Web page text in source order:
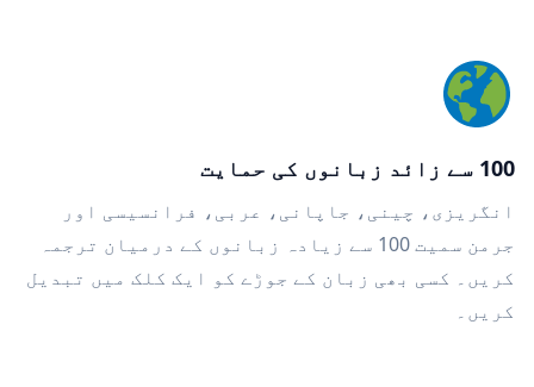
100 سے زائد زبانوں کی حمایت
انگریزی، چینی، جاپانی، عربی، فرانسیسی اور
جرمن سمیت 100 سے زیادہ زبانوں کے درمیان ترجمہ
کریں۔ کسی بھی زبان کے جوڑے کو ایک کلک میں تبدیل
کریں۔